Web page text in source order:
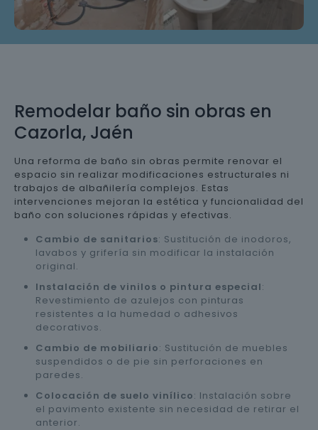
Remodelar baño sin obras en
Cazorla, Jaén
Una reforma de baño sin obras permite renovar el
espacio sin realizar modificaciones estructurales ni
trabajos de albañilería complejos. Estas
intervenciones mejoran la estética y funcionalidad del
baño con soluciones rápidas y efectivas.
Cambio de sanitarios: Sustitución de inodoros,
lavabos y grifería sin modificar la instalación
original.
Instalación de vinilos o pintura especial:
Revestimiento de azulejos con pinturas
resistentes a la humedad o adhesivos
decorativos.
Cambio de mobiliario: Sustitución de muebles
suspendidos o de pie sin perforaciones en
paredes.
Colocación de suelo vinílico: Instalación sobre
el pavimento existente sin necesidad de retirar el
anterior.